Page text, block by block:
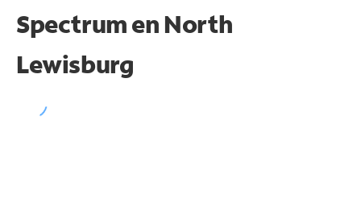
Spectrum en North
Lewisburg